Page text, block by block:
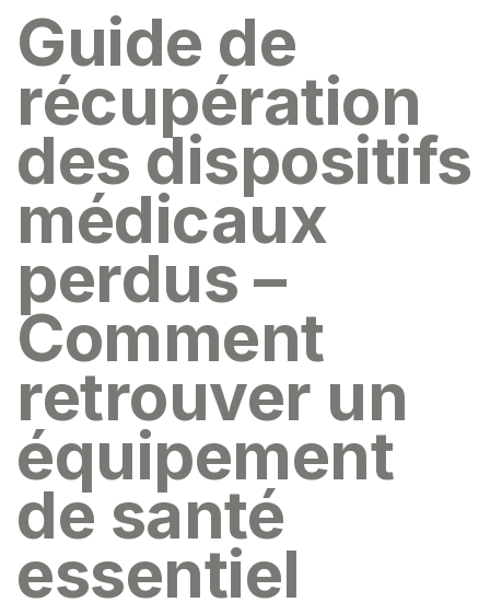
Guide de
récupération
des dispositifs
médicaux
perdus –
Comment
retrouver un
équipement
de santé
essentiel